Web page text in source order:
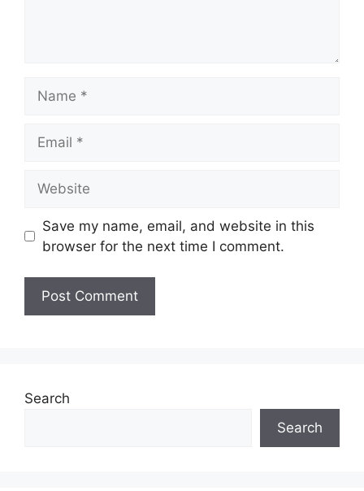
Save my name, email, and website in this
browser for the next time I comment.
Search
Search